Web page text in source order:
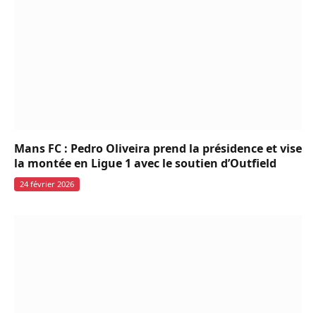
Mans FC : Pedro Oliveira prend la présidence et vise
la montée en Ligue 1 avec le soutien d’Outfield
24 février 2026